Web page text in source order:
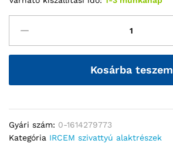
Kosárba teszem
Gyári szám: 0-1614279773
Kategória IRCEM szivattyú alaktrészek